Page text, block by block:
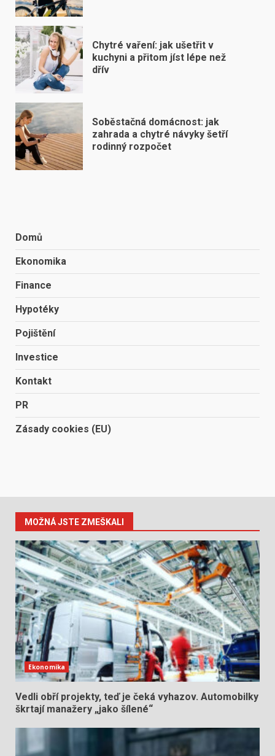
Chytré vaření: jak ušetřit v
kuchyni a přitom jíst lépe než
dřív
Soběstačná domácnost: jak
zahrada a chytré návyky šetří
rodinný rozpočet
Domů
Ekonomika
Finance
Hypotéky
Pojištění
Investice
Kontakt
PR
Zásady cookies (EU)
MOŽNÁ JSTE ZMEŠKALI
Ekonomika
Vedli obří projekty, teď je čeká vyhazov. Automobilky
škrtají manažery „jako šílené“